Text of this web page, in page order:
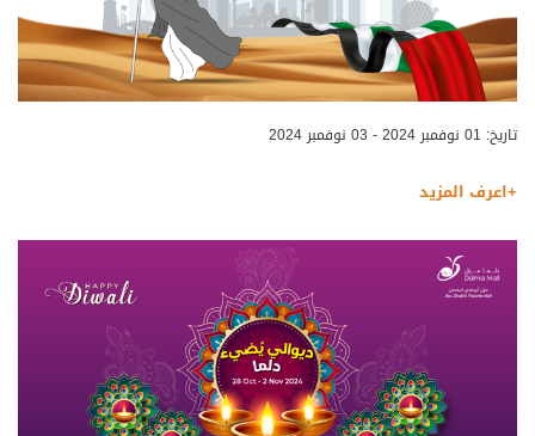
تاريخ: 01 نوفمبر 2024 - 03 نوفمبر 2024
+اعرف المزيد